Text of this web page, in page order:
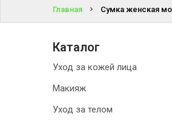
ДЛЯ ВОЛОСГлавная Сумка женская
Каталог
Уход за кожей лица
Макияж
Уход за телом